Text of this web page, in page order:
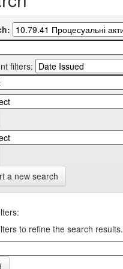
filters:
a new search
to refine the search results.